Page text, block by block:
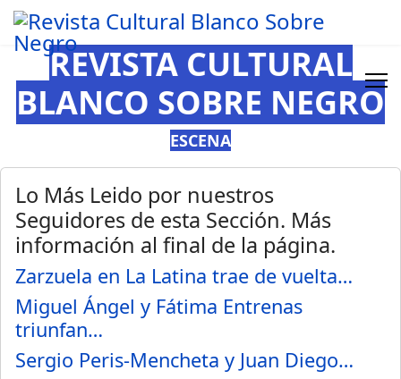
REVISTA CULTURAL
BLANCO SOBRE NEGRO
ESCENA
Lo Más Leido por nuestros
Seguidores de esta Sección. Más
información al final de la página.
Zarzuela en La Latina trae de vuelta…
Miguel Ángel y Fátima Entrenas
triunfan…
Sergio Peris-Mencheta y Juan Diego…